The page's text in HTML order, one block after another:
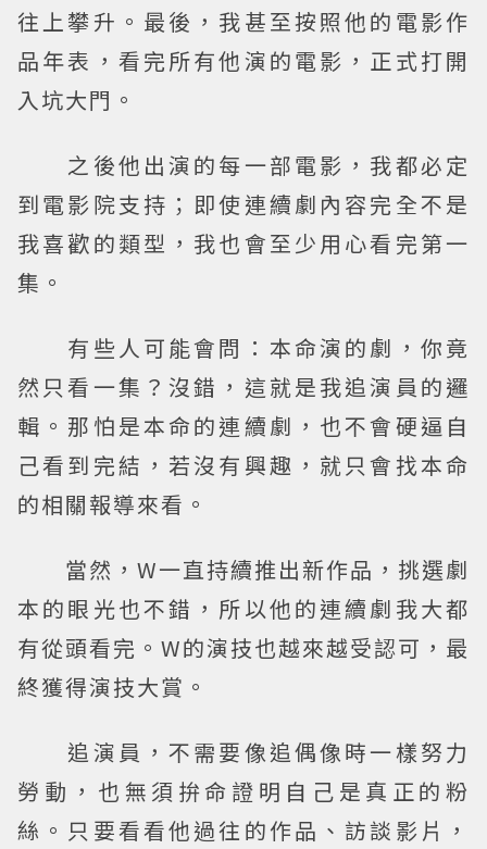
往上攀升。最後，我甚至按照他的電影作
品年表，看完所有他演的電影，正式打開
入坑大門。
之後他出演的每一部電影，我都必定
到電影院支持；即使連續劇內容完全不是
我喜歡的類型，我也會至少用心看完第一
集。
有些人可能會問：本命演的劇，你竟
然只看一集？沒錯，這就是我追演員的邏
輯。那怕是本命的連續劇，也不會硬逼自
己看到完結，若沒有興趣，就只會找本命
的相關報導來看。
當然，W一直持續推出新作品，挑選劇
本的眼光也不錯，所以他的連續劇我大都
有從頭看完。W的演技也越來越受認可，最
終獲得演技大賞。
追演員，不需要像追偶像時一樣努力
勞動，也無須拚命證明自己是真正的粉
絲。只要看看他過往的作品、訪談影片，